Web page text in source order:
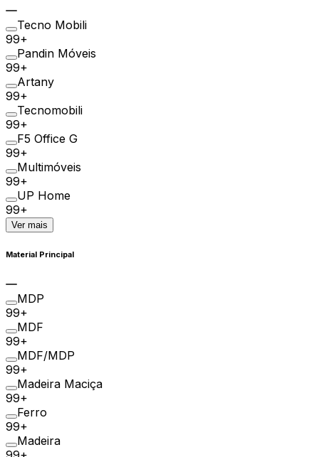
Tecno Mobili
99+
Pandin Móveis
99+
Artany
99+
Tecnomobili
99+
F5 Office G
99+
Multimóveis
99+
UP Home
99+
Ver mais
Material Principal
MDP
99+
MDF
99+
MDF/MDP
99+
Madeira Maciça
99+
Ferro
99+
Madeira